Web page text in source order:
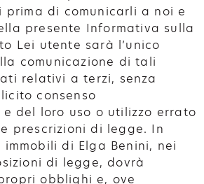
di comunicarli a noi e
presente Informativa sulla
Lei utente sarà l’unico
comunicazione di tali
relativi a terzi, senza
consenso
e del loro uso o utilizzo errato
prescrizioni di legge. In
di Elga Benini, nei
di legge, dovrà
obblighi e, ove